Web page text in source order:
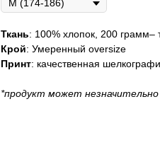
Ткань: 100% хлопок, 200 грамм–
Крой: Умеренный oversize
Принт: качественная
*продукт может